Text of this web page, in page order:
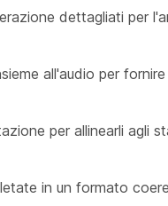
dettagliati per
all'audio per
per allinearli agli
in un formato